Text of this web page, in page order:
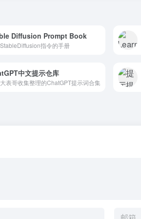
Diffusion Prompt Book
指令的手册
中文提示仓库
表哥收集整理的ChatGPT提示词合集